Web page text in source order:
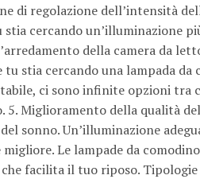
di regolazione dell’intensità
cercando un’illuminazione
della camera da
stia cercando una lampada
ci sono infinite opzioni tra
Miglioramento della qualità
sonno. Un’illuminazione
Le lampade da
facilita il tuo riposo.